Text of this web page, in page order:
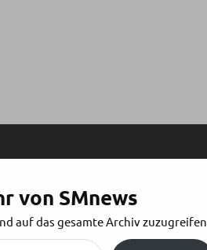
von SMnews
auf das gesamte Archiv zuzugreifen.